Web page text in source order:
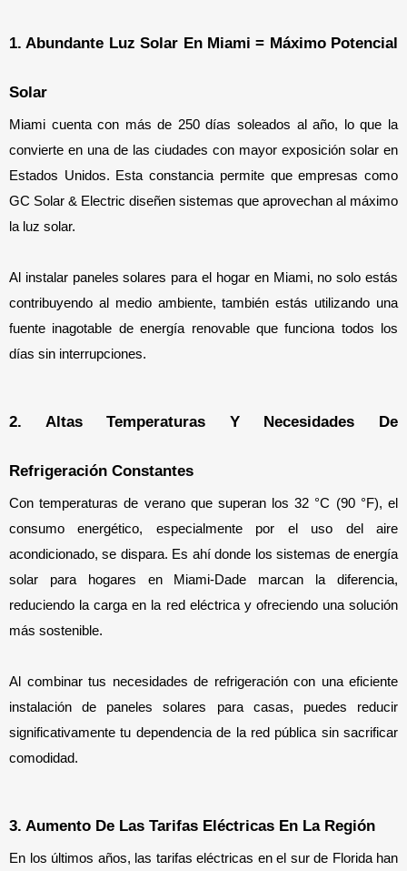
1. Abundante Luz Solar En Miami = Máximo Potencial
Solar
Miami cuenta con más de 250 días soleados al año, lo que la
convierte en una de las ciudades con mayor exposición solar en
Estados Unidos. Esta constancia permite que empresas como
GC Solar & Electric diseñen sistemas que aprovechan al máximo
la luz solar.
Al instalar paneles solares para el hogar en Miami, no solo estás
contribuyendo al medio ambiente, también estás utilizando una
fuente inagotable de energía renovable que funciona todos los
días sin interrupciones.
2. Altas Temperaturas Y Necesidades De
Refrigeración Constantes
Con temperaturas de verano que superan los 32 °C (90 °F), el
consumo energético, especialmente por el uso del aire
acondicionado, se dispara. Es ahí donde los sistemas de energía
solar para hogares en Miami-Dade marcan la diferencia,
reduciendo la carga en la red eléctrica y ofreciendo una solución
más sostenible.
Al combinar tus necesidades de refrigeración con una eficiente
instalación de paneles solares para casas, puedes reducir
significativamente tu dependencia de la red pública sin sacrificar
comodidad.
3. Aumento De Las Tarifas Eléctricas En La Región
En los últimos años, las tarifas eléctricas en el sur de Florida han